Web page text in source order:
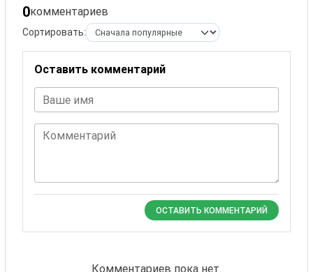
0комментариев
Сортировать:
Оставить комментарий
Ваше имя
Комментарий
ОСТАВИТЬ КОММЕНТАРИЙ
Комментариев пока нет.